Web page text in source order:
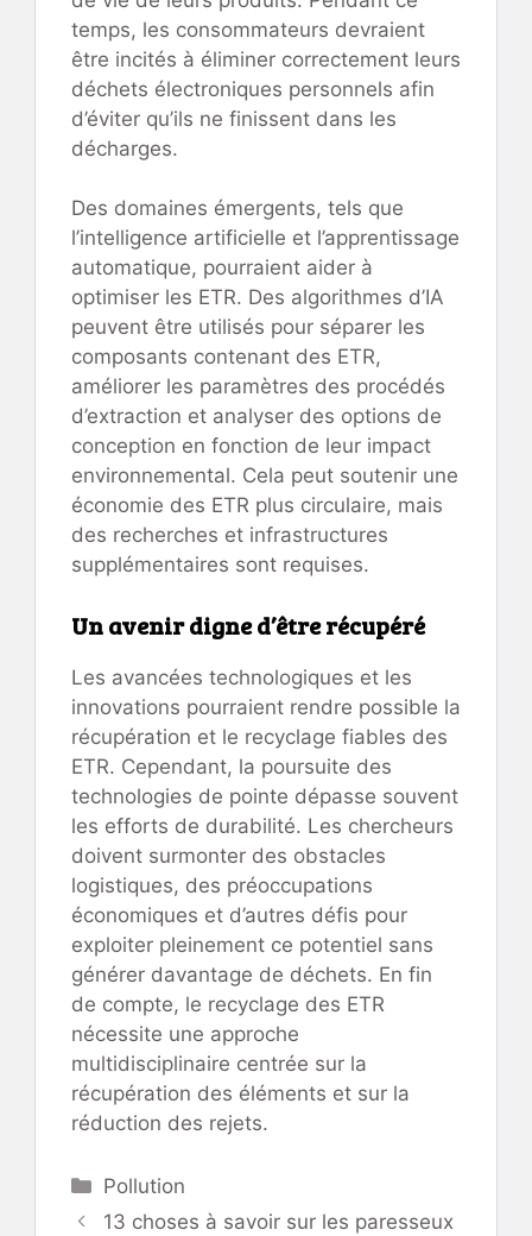
temps, les consommateurs devraient
être incités à éliminer correctement leurs
déchets électroniques personnels afin
d’éviter qu’ils ne finissent dans les
décharges.
Des domaines émergents, tels que
l’intelligence artificielle et l’apprentissage
automatique, pourraient aider à
optimiser les ETR. Des algorithmes d’IA
peuvent être utilisés pour séparer les
composants contenant des ETR,
améliorer les paramètres des procédés
d’extraction et analyser des options de
conception en fonction de leur impact
environnemental. Cela peut soutenir une
économie des ETR plus circulaire, mais
des recherches et infrastructures
supplémentaires sont requises.
Un avenir digne d’être récupéré
Les avancées technologiques et les
innovations pourraient rendre possible la
récupération et le recyclage fiables des
ETR. Cependant, la poursuite des
technologies de pointe dépasse souvent
les efforts de durabilité. Les chercheurs
doivent surmonter des obstacles
logistiques, des préoccupations
économiques et d’autres défis pour
exploiter pleinement ce potentiel sans
générer davantage de déchets. En fin
de compte, le recyclage des ETR
nécessite une approche
multidisciplinaire centrée sur la
récupération des éléments et sur la
réduction des rejets.
Catégories
Pollution
13 choses à savoir sur les paresseux